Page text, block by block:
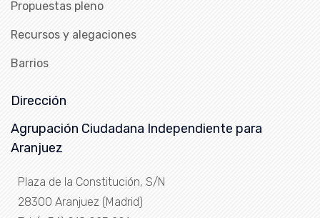
Propuestas pleno
Recursos y alegaciones
Barrios
Dirección
Agrupación Ciudadana Independiente para
Aranjuez
Plaza de la Constitución, S/N
28300 Aranjuez (Madrid)